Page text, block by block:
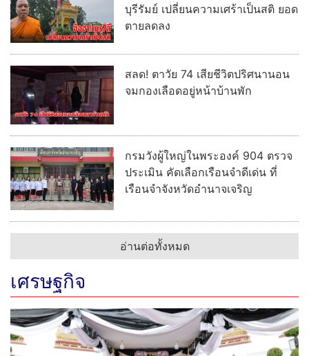
บุรีรัมย์ เปลี่ยนความเศร้าเป็นสติ ยอด
ตายลดลง
สลด! ตาวัย 74 เสียชีวิตปริศนานอน
จมกองเลือดอยู่หน้าบ้านพัก
กรมวังผู้ใหญ่ในพระองค์ 904 ตรวจ
ประเมิน คัดเลือกเรือนจำดีเด่น ที่
เรือนจำจังหวัดอำนาจเจริญ
อ่านต่อทั้งหมด
เศรษฐกิจ